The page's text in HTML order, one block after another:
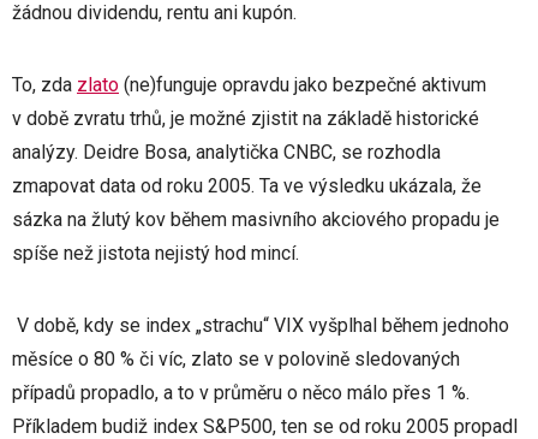
žádnou dividendu, rentu ani kupón.
To, zda zlato (ne)funguje opravdu jako bezpečné aktivum
v době zvratu trhů, je možné zjistit na základě historické
analýzy. Deidre Bosa, analytička CNBC, se rozhodla
zmapovat data od roku 2005. Ta ve výsledku ukázala, že
sázka na žlutý kov během masivního akciového propadu je
spíše než jistota nejistý hod mincí.
V době, kdy se index „strachu“ VIX vyšplhal během jednoho
měsíce o 80 % či víc, zlato se v polovině sledovaných
případů propadlo, a to v průměru o něco málo přes 1 %.
Příkladem budiž index S&P500, ten se od roku 2005 propadl